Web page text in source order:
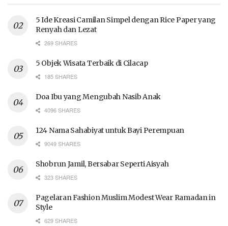
5 Ide Kreasi Camilan Simpel dengan Rice Paper yang
Renyah dan Lezat
269 SHARES
5 Objek Wisata Terbaik di Cilacap
185 SHARES
Doa Ibu yang Mengubah Nasib Anak
4096 SHARES
124 Nama Sahabiyat untuk Bayi Perempuan
9049 SHARES
Shobrun Jamil, Bersabar Seperti Aisyah
323 SHARES
Pagelaran Fashion Muslim Modest Wear Ramadan in
Style
629 SHARES